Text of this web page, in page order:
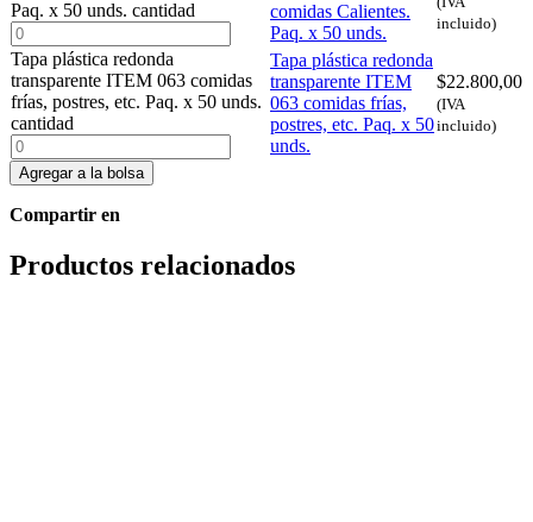
Paq. x 50 unds. cantidad
comidas Calientes.
Paq. x 50 unds.
incluido)
Tapa plástica redonda
transparente ITEM 063 comidas
frías, postres, etc. Paq. x 50 unds.
cantidad
Tapa plástica redonda
transparente ITEM
063 comidas frías,
postres, etc. Paq. x 50
unds.
$22.800,00
(IVA
incluido)
Agregar a la bolsa
Compartir en
Productos relacionados